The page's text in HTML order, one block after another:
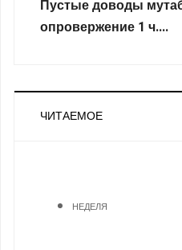
Пустые доводы
опровержение 1 ч....
ЧИТАЕМОЕ
НЕДЕЛЯ